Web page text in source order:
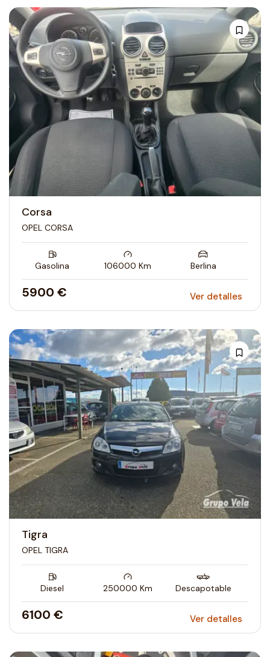
Corsa
OPEL CORSA
Gasolina 106000 Km Berlina
5900 € Ver detalles
Tigra
OPEL TIGRA
Diesel 250000 Km Descapotable
6100 € Ver detalles